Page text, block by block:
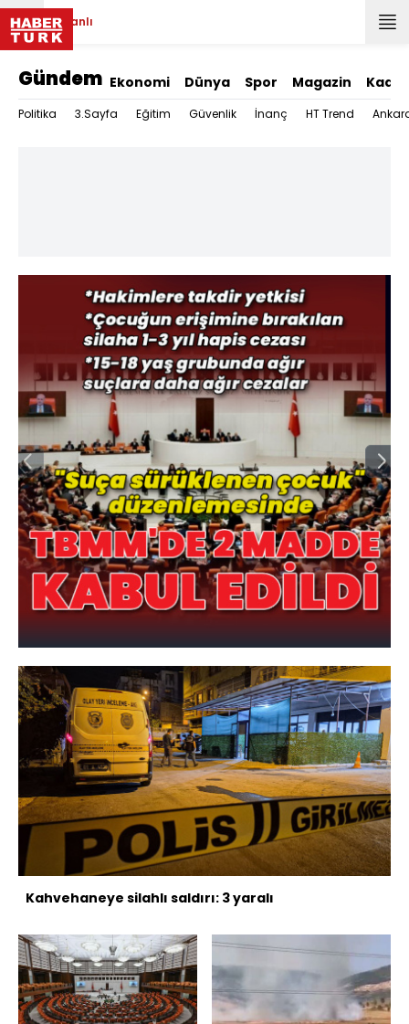
Canlı
Gündem Ekonomi Dünya Spor Magazin Kadın
Politika 3.Sayfa Eğitim Güvenlik İnanç HT Trend
Kahvehaneye silahlı saldırı: 3 yaralı